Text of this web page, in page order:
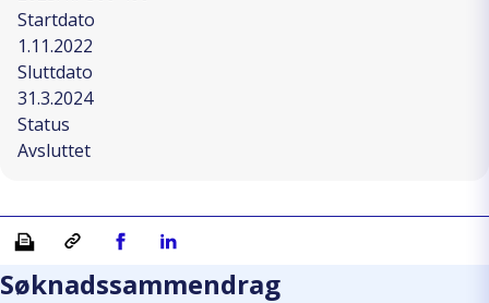
Startdato
1.11.2022
Sluttdato
31.3.2024
Status
Avsluttet
Skriv ut Kopiera länkDel på Facebook
Del på Linkedin
Søknadssammendrag